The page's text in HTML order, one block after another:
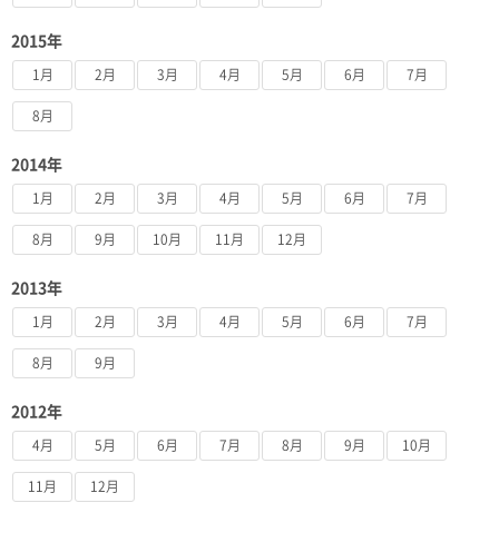
2015年
1月 2月 3月 4月 5月 6月 7月
8月
2014年
1月 2月 3月 4月 5月 6月 7月
8月 9月 10月 11月 12月
2013年
1月 2月 3月 4月 5月 6月 7月
8月 9月
2012年
4月 5月 6月 7月 8月 9月 10月
11月 12月